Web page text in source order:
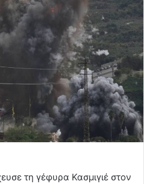
τη γέφυρα Κασμιγιέ στον